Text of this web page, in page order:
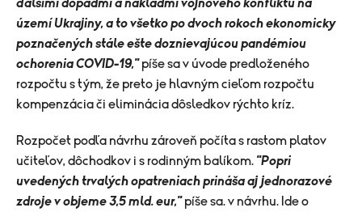
ďalšími dopadmi a nákladmi vojnového konfliktu na
území Ukrajiny, a to všetko po dvoch rokoch ekonomicky
poznačených stále ešte doznievajúcou pandémiou
ochorenia COVID-19,"píše sa v úvode predloženého
rozpočtu s tým, že preto je hlavným cieľom rozpočtu
kompenzácia či eliminácia dôsledkov rýchto kríz.
Rozpočet podľa návrhu zároveň počíta s rastom platov
učiteľov, dôchodkov i s rodinným balíkom. "Popri
uvedených trvalých opatreniach prináša aj jednorazové
zdroje v objeme 3,5 mld. eur,"píše sa. v návrhu. Ide o